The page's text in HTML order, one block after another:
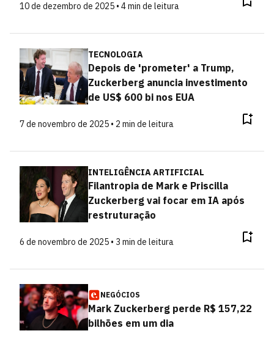
10 de dezembro de 2025 • 4 min de leitura
TECNOLOGIA
Depois de 'prometer' a Trump,
Zuckerberg anuncia investimento
de US$ 600 bi nos EUA
7 de novembro de 2025 • 2 min de leitura
INTELIGÊNCIA ARTIFICIAL
Filantropia de Mark e Priscilla
Zuckerberg vai focar em IA após
restruturação
6 de novembro de 2025 • 3 min de leitura
NEGÓCIOS
Mark Zuckerberg perde R$ 157,22
bilhões em um dia